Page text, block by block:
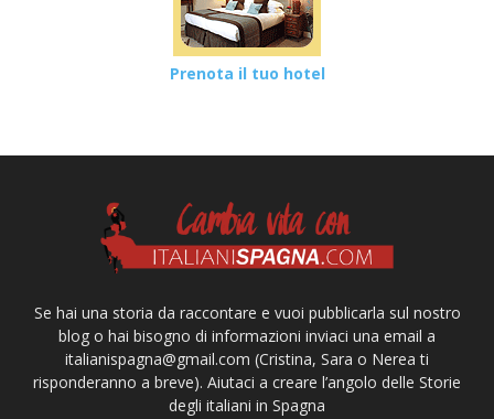
Prenota il tuo hotel
Se hai una storia da raccontare e vuoi pubblicarla sul nostro
blog o hai bisogno di informazioni inviaci una email a
italianispagna@gmail.com (Cristina, Sara o Nerea ti
risponderanno a breve). Aiutaci a creare l’angolo delle Storie
degli italiani in Spagna